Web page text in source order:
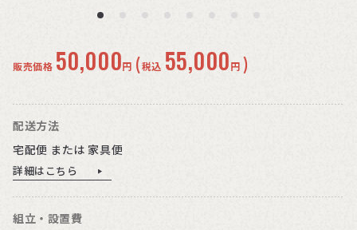
販売価格 50,000円 (税込 55,000円 )
配送方法
宅配便 または 家具便
詳細はこちら
組立・設置費